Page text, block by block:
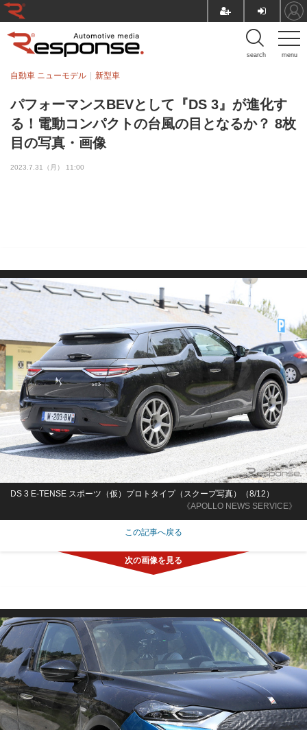
menu
search
パフォーマンスBEVとして『DS 3』が進化す
る！電動コンパクトの台風の目となるか？ 8枚
目の写真・画像
自動車 ニューモデル 新型車
2023.7.31（月） 11:00
《APOLLO NEWS SERVICE》
DS 3 E-TENSE スポーツ（仮）プロトタイプ（スクープ写真）（8/12）
この記事へ戻る